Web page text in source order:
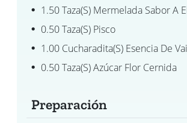
1.50 Taza(s) Mermelada Sabor A
0.50 Taza(s) Pisco
1.00 Cucharadita(s) Esencia De
0.50 Taza(s) Azúcar Flor Cernida
Preparación